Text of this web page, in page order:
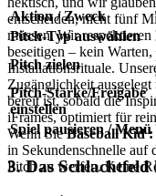
Aktion / Zweck
Pitch-Typ auswählen
Pitch zielen
Pitch-Stärke/Freigabe
einstellen
Spiel pausieren / Menü
3. Das
entscheiden, nicht fünf
müssen. Wir
beseitigen – kein
Installationsrituale.
Zugänglichkeit ausgelegt
bereit ist, sobald die
iFrames, optimiert für
Wenn SieBaseball Kid
in Sekundenschnelle auf
Pitch zu werfen. Keine